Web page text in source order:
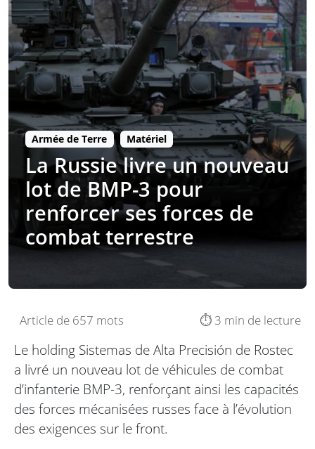
Armée de Terre Matériel
La Russie livre un nouveau
lot de BMP-3 pour
renforcer ses forces de
combat terrestre
Article de 657 mots ⏱️ 3 min de lecture
Le holding Sistemas de Alta Precisión de Rostec
a livré un nouveau lot de véhicules de combat
d’infanterie BMP-3, renforçant ainsi les capacités
des forces mécanisées russes face à l’évolution
des exigences sur le front.